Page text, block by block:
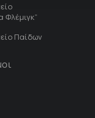
Φλέμιγκ”
Παίδων